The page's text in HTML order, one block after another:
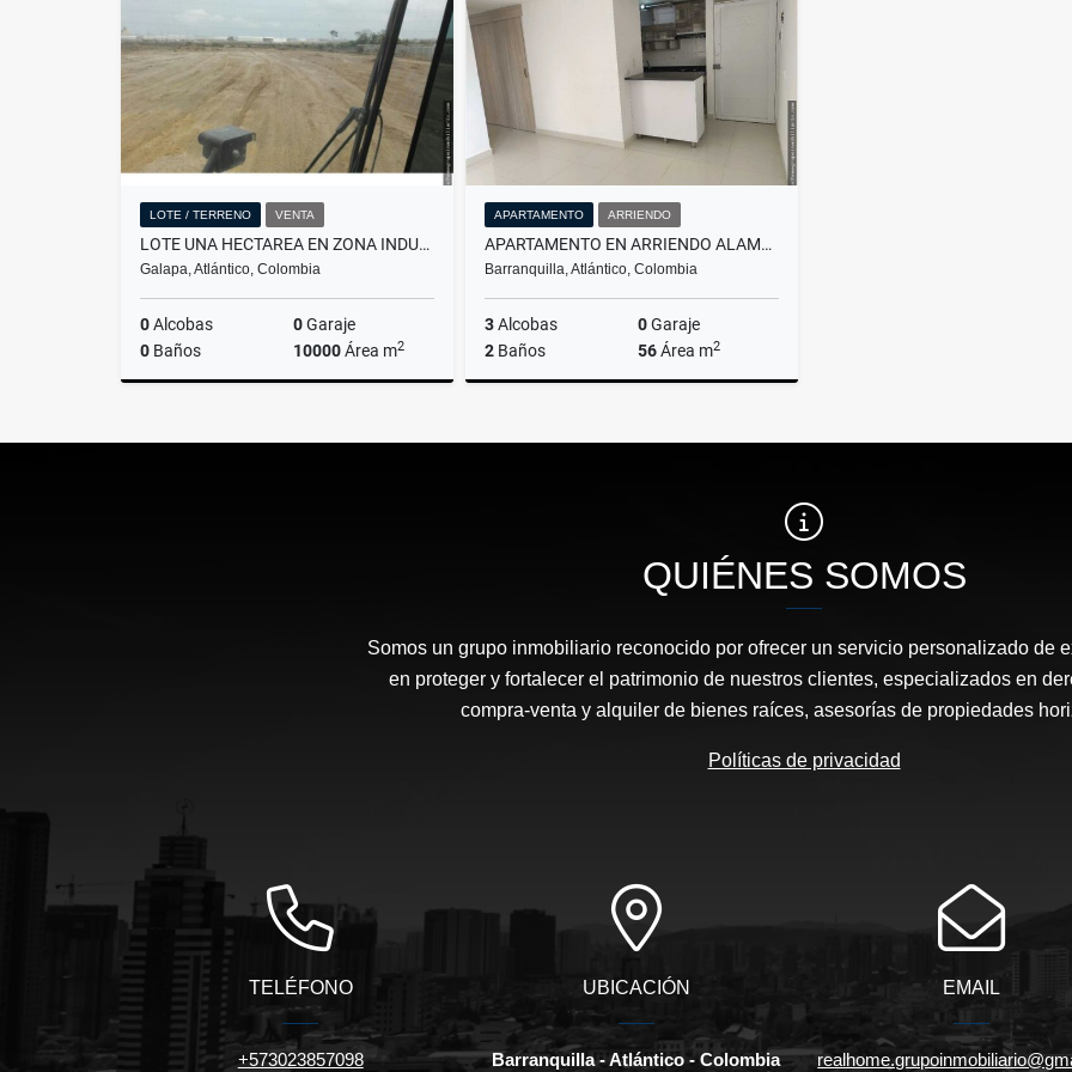
$690.000.000
LOTE / TERRENO VENTA
LOTE UNA HECTAREA EN ZONA INDUSTRIAL GALAPA
Galapa, Atlántico, Colombia
0Alcobas 0Garaje
0 Baños 10000Área m2
$2.400.000.000
APARTAMENTO ARRIENDO
APARTAMENTO EN ARRIENDO ALAMEDA DEL RÍO LADO SOMBRA
Barranquilla, Atlántico, Colombia
3Alcobas 0Garaje
2 Baños 56Área m2
$1.300.000
QUIÉNES SOMOS
Somos un grupo inmobiliario reconocido por ofrecer un servicio personalizado de
en proteger y fortalecer el patrimonio de nuestros clientes, especializados en
compra-venta y alquiler de bienes raíces, asesorías de propiedades
Políticas de privacidad
TELÉFONO
+573023857098
UBICACIÓN
Barranquilla - Atlántico - Colombia
EMAIL